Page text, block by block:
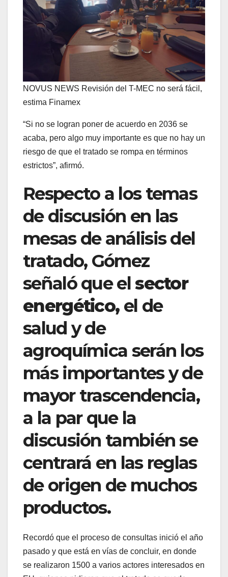
NOVUS NEWS Revisión del T-MEC no será fácil,
estima Finamex
“Si no se logran poner de acuerdo en 2036 se
acaba, pero algo muy importante es que no hay un
riesgo de que el tratado se rompa en términos
estrictos”, afirmó.
Respecto a los temas
de discusión en las
mesas de análisis del
tratado, Gómez
señaló que elsector
energético,el de
salud y de
agroquímica serán los
más importantes y de
mayor trascendencia,
a la par que la
discusión también se
centrará en las reglas
de origen de muchos
productos.
Recordó que el proceso de consultas inició el año
pasado y que está en vías de concluir, en donde
se realizaron 1500 a varios actores interesados en